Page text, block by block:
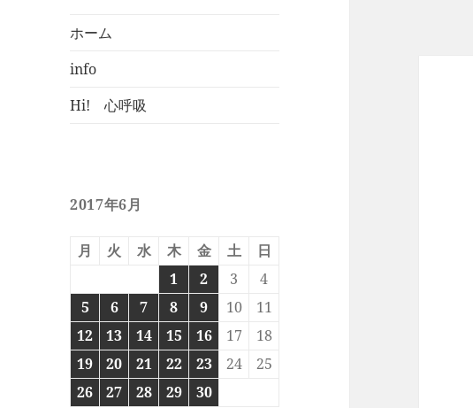
ホーム
info
Hi! 心呼吸
2017年6月
月 火 水 木 金 土
日
1
2 3
4
5
6 7 8 9 10
11
12
13 14 15 16 17
18
19
20 21 22 23 24
25
26
27 28 29
30